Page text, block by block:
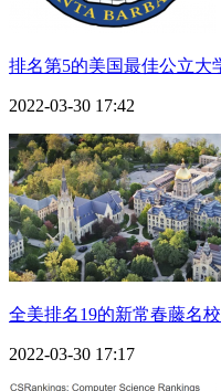
排名第5的美国最佳公立大
2022-03-30 17:42
全美排名19的新常春藤名
2022-03-30 17:17